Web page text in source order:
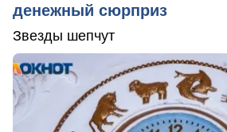
денежный сюрприз
Звезды шепчут